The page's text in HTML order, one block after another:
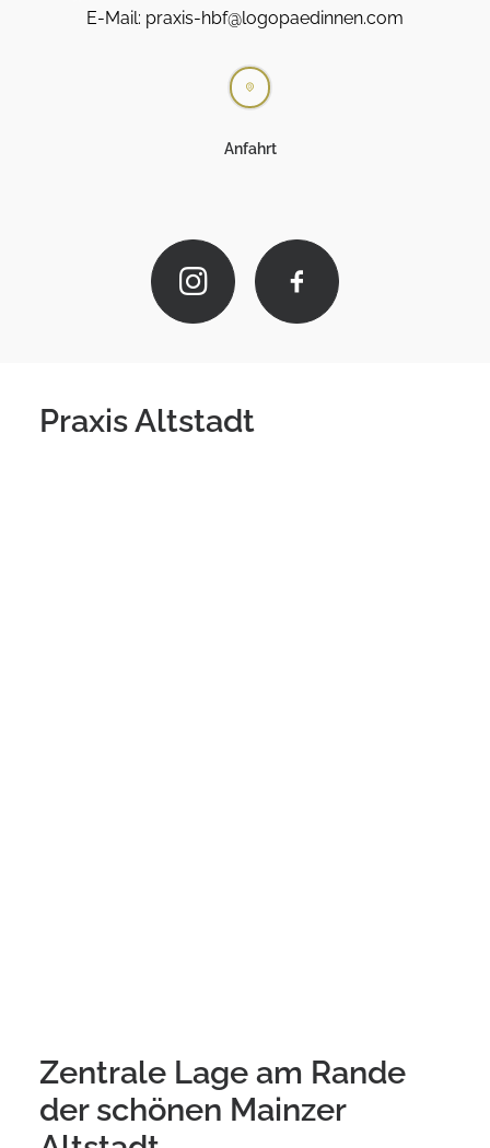
E-Mail: praxis-hbf@logopaedinnen.com
Anfahrt
Praxis Altstadt
Zentrale Lage am Rande
der schönen Mainzer